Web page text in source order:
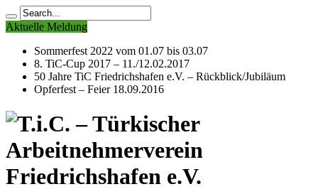
Aktuelle Meldung
Sommerfest 2022 vom 01.07 bis 03.07
8. TiC-Cup 2017 – 11./12.02.2017
50 Jahre TiC Friedrichshafen e.V. – Rückblick/Jubiläum
Opferfest – Feier 18.09.2016